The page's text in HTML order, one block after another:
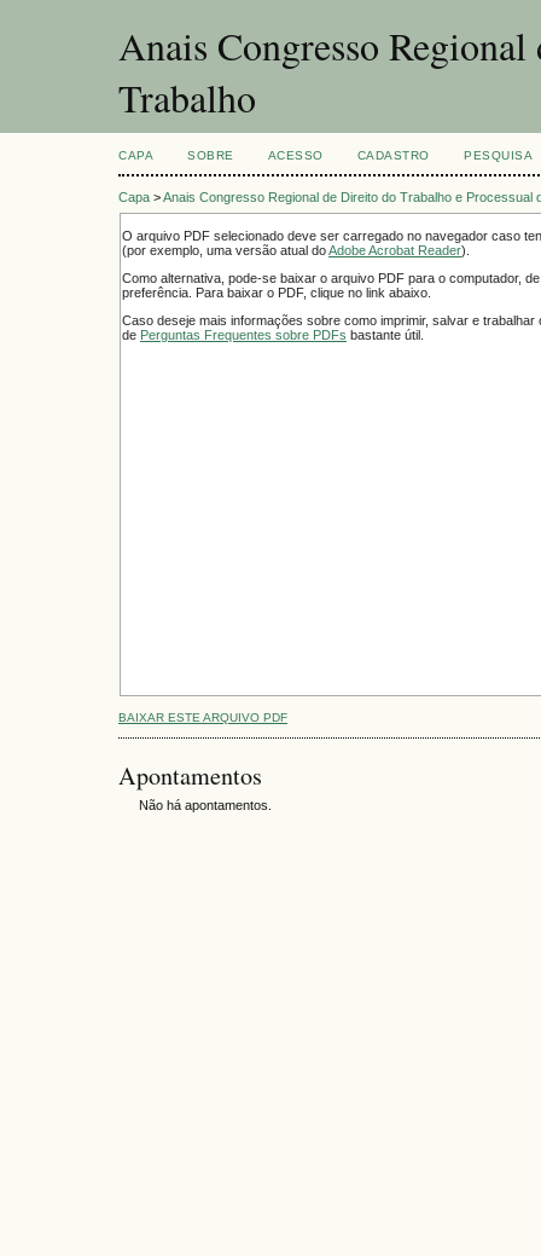
Anais Congresso
Trabalho
CAPA SOBRE ACESSO CADASTRO PESQUISA
Capa >Anais Congresso Regional de Direito do Trabalho e Processual
O arquivo PDF selecionado deve ser carregado no navegador caso
(por exemplo, uma versão atual doAdobe Acrobat Reader).
Como alternativa, pode-se baixar o arquivo PDF para o computador,
preferência. Para baixar o PDF, clique no link abaixo.
Caso deseje mais informações sobre como imprimir, salvar e
de Perguntas Frequentes sobre PDFs bastante útil.
BAIXAR ESTE ARQUIVO PDF
Apontamentos
Não há apontamentos.